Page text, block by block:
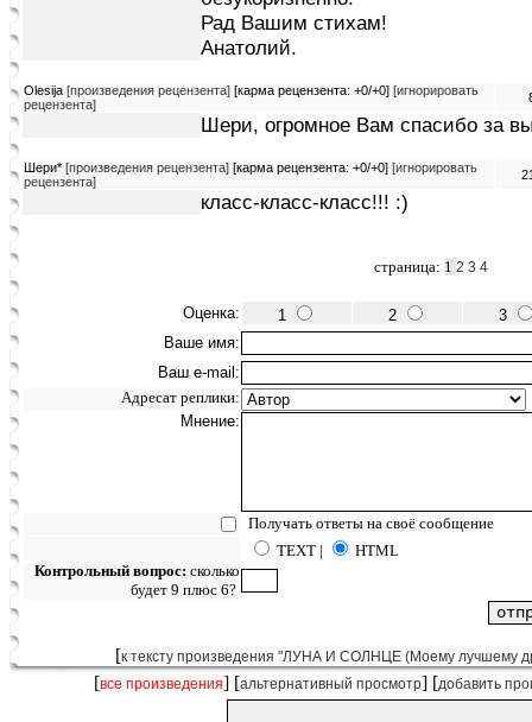
Рад Вашим стихам!
Анатолий.
Olesija [произведения рецензента] [карма рецензента: +0/+0] [игнорировать
рецензента]
Шери, огромное Вам спасибо за
Шери* [произведения рецензента] [карма рецензента: +0/+0] [игнорировать
рецензента]
класс-класс-класс!!! :)
страница: 1 2 3 4
Оценка: 1 2
3
Ваше имя:
Ваш e-mail:
Адресат реплики:
Мнение:
Получать ответы на своё сообщение
TEXT |
HTML
Контрольный вопрос: сколько
будет 9 плюс 6?
[к тексту произведения "ЛУНА И СОЛНЦЕ (Моему лучшему
[все произведения] [альтернативный просмотр] [добавить